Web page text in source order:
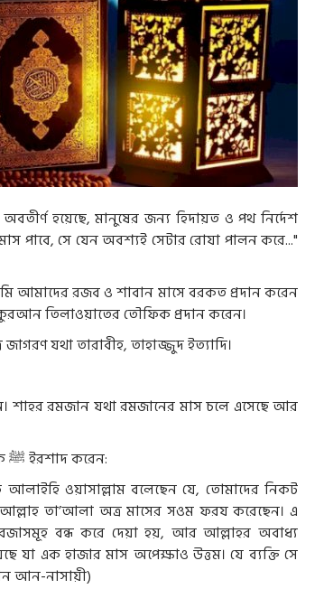
হয়েছে, মানুষের জন্য হিদায়ত ও পথ নির্দেশ
পাবে, সে যেন অবশ্যই সেটার রোযা পালন করে..."
আমাদের রজব ও শাবান মাসে বরকত প্রদান করেন
তিলাওয়াতের তৌফিক প্রদান করেন।
যথা তারাবীহ, তাহাজ্জুদ ইত্যাদি।
শাহর রমজান যথা রমজানের মাস চলে এসেছে আর
ইরশাদকরেন:
আলাইহি ওয়াসাল্লাম বলেছেন যে, তোমাদের নিকট
তা’আলা অত্র মাসের সওম ফরয করেছেন। এ
বন্ধ করে দেয়া হয়, আর আল্লাহর অবাধ্য
যা এক হাজার মাস অপেক্ষাও উত্তম। যে ব্যক্তি সে
আন-নাসায়ী)